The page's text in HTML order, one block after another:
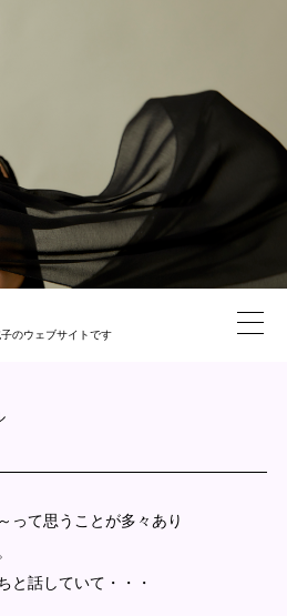
のウェブサイトです
て思うことが多々あり
話していて・・・